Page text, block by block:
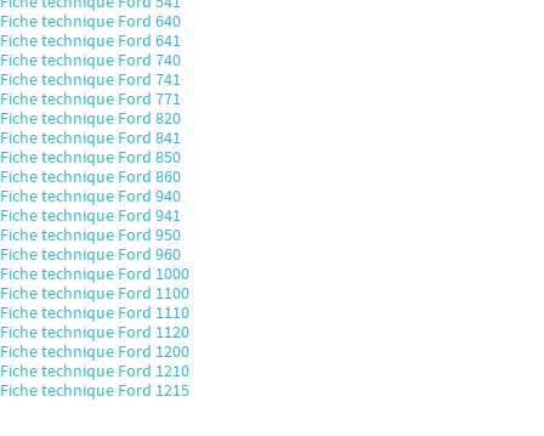
Fiche technique Ford 640
Fiche technique Ford 641
Fiche technique Ford 740
Fiche technique Ford 741
Fiche technique Ford 771
Fiche technique Ford 820
Fiche technique Ford 841
Fiche technique Ford 850
Fiche technique Ford 860
Fiche technique Ford 940
Fiche technique Ford 941
Fiche technique Ford 950
Fiche technique Ford 960
Fiche technique Ford 1000
Fiche technique Ford 1100
Fiche technique Ford 1110
Fiche technique Ford 1120
Fiche technique Ford 1200
Fiche technique Ford 1210
Fiche technique Ford 1215